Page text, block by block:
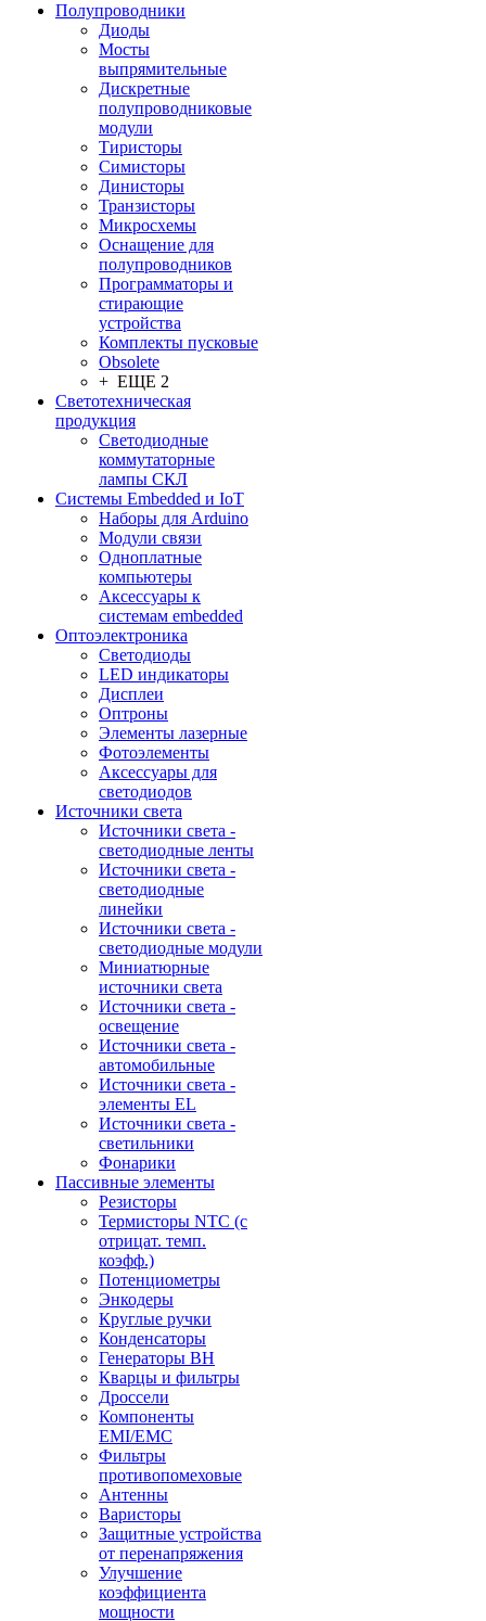
Полупроводники
Диоды
Мосты
выпрямительные
Дискретные
полупроводниковые
модули
Тиристоры
Симисторы
Динисторы
Транзисторы
Микросхемы
Оснащение для
полупроводников
Программаторы и
стирающие
устройства
Комплекты пусковые
Obsolete
+ ЕЩЕ 2
Светотехническая
продукция
Светодиодные
коммутаторные
лампы СКЛ
Системы Embedded и IoT
Наборы для Arduino
Модули связи
Одноплатные
компьютеры
Аксессуары к
системам embedded
Oптоэлектроника
Светодиоды
LED индикаторы
Дисплеи
Оптроны
Элементы лазерные
Фотоэлементы
Аксессуары для
светодиодов
Источники света
Источники света -
светодиодные ленты
Источники света -
светодиодные
линейки
Источники света -
светодиодные модули
Миниатюрные
источники света
Источники света -
освещение
Источники света -
автомобильные
Источники света -
элементы EL
Источники света -
светильники
Фонарики
Пассивные элементы
Резисторы
Термисторы NTC (с
отрицат. темп.
коэфф.)
Потенциометры
Энкодеры
Круглые ручки
Конденсаторы
Генераторы ВН
Кварцы и фильтры
Дроссели
Компоненты
EMI/EMC
Фильтры
противопомеховые
Антенны
Варисторы
Защитные устройства
от перенапряжения
Улучшение
коэффициента
мощности